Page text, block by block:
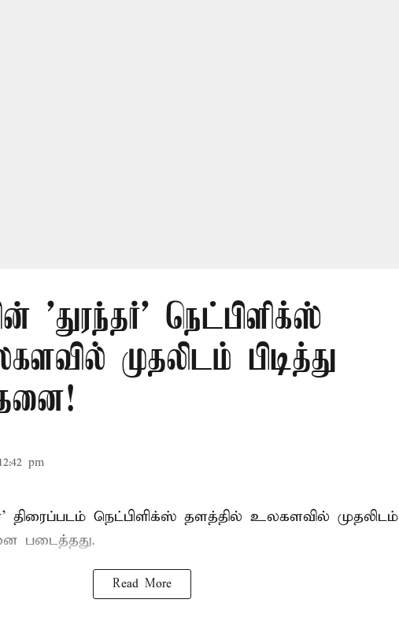
'துரந்தர்' நெட்பிளிக்ஸ்
முதலிடம் பிடித்து
pm
திரைப்படம் நெட்பிளிக்ஸ் தளத்தில் உலகளவில் முதலிடம்
படைத்தது.
Read More